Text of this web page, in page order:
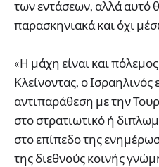
των εντάσεων, αλλά αυτό
παρασκηνιακά και όχι
«Η μάχη είναι και
Κλείνοντας, ο Ισραηλινός
αντιπαράθεση με την
στο στρατιωτικό ή
στο επίπεδο της
της διεθνούς κοινής